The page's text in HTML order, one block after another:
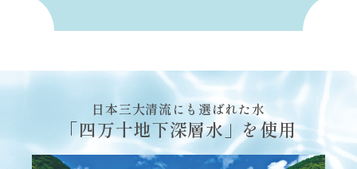
日本三大清流にも選ばれた水
「四万十地下深層水」を使用